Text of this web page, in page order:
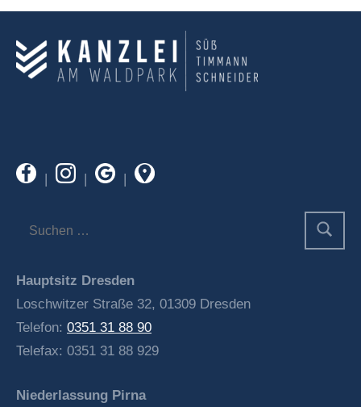
Hauptsitz Dresden
Loschwitzer Straße 32, 01309 Dresden
Telefon: 0351 31 88 90
Telefax: 0351 31 88 929
Niederlassung Pirna